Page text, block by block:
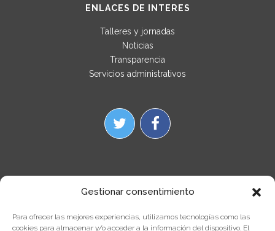
Gestionar consentimiento
Para ofrecer las mejores experiencias, utilizamos tecnologías como las
cookies para almacenar y/o acceder a la información del dispositivo. El
ENLACES DE INTERES
Talleres y jornadas
Noticias
Transparencia
Servicios administrativos